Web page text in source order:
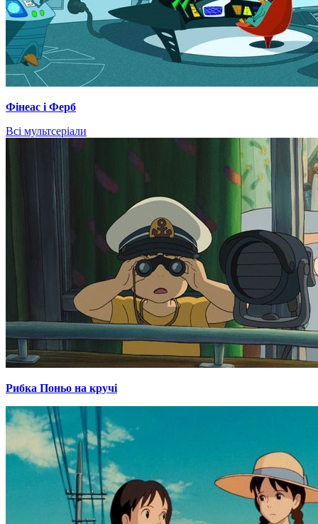
Фінеас і Ферб
Всі мультсеріали
Рибка Поньо на кручі